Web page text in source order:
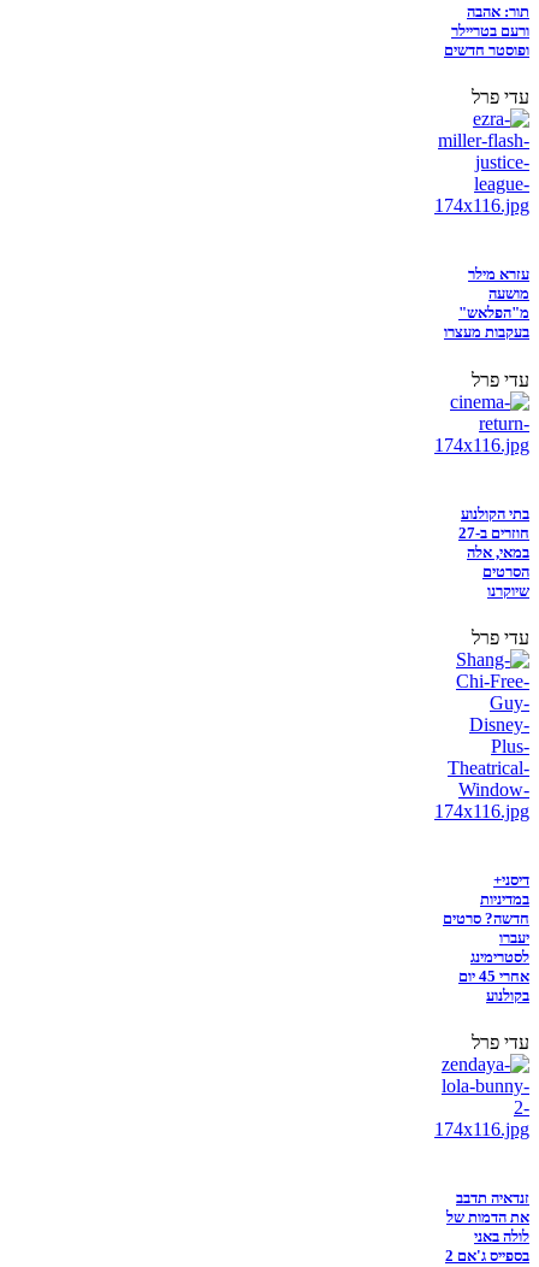
תור: אהבה
ורעם בטריילר
ופוסטר חדשים
עדי פרל
עזרא מילר
מושעה
מ"הפלאש"
בעקבות מעצרו
עדי פרל
בתי הקולנוע
חוזרים ב-27
במאי, אלה
הסרטים
שיוקרנו
עדי פרל
דיסני+
במדיניות
חדשה? סרטים
יעברו
לסטרימינג
אחרי 45 יום
בקולנוע
עדי פרל
זנדאיה תדבב
את הדמות של
לולה באני
בספייס ג'אם 2